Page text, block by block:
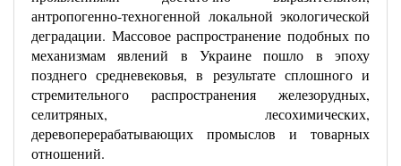
антропогенно-техногенной локальной экологической
деградации. Массовое распространение подобных по
механизмам явлений в Украине пошло в эпоху
позднего средневековья, в результате сплошного и
стремительного распространения железорудных,
селитряных, лесохимических,
деревоперерабатывающих промыслов и товарных
отношений.